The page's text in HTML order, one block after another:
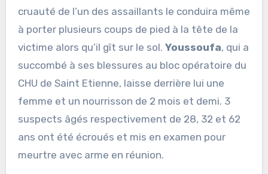
cruauté de l’un des assaillants le conduira même
à porter plusieurs coups de pied à la tête de la
victime alors qu’il gît sur le sol. Youssoufa, qui a
succombé à ses blessures au bloc opératoire du
CHU de Saint Etienne, laisse derrière lui une
femme et un nourrisson de 2 mois et demi. 3
suspects âgés respectivement de 28, 32 et 62
ans ont été écroués et mis en examen pour
meurtre avec arme en réunion.